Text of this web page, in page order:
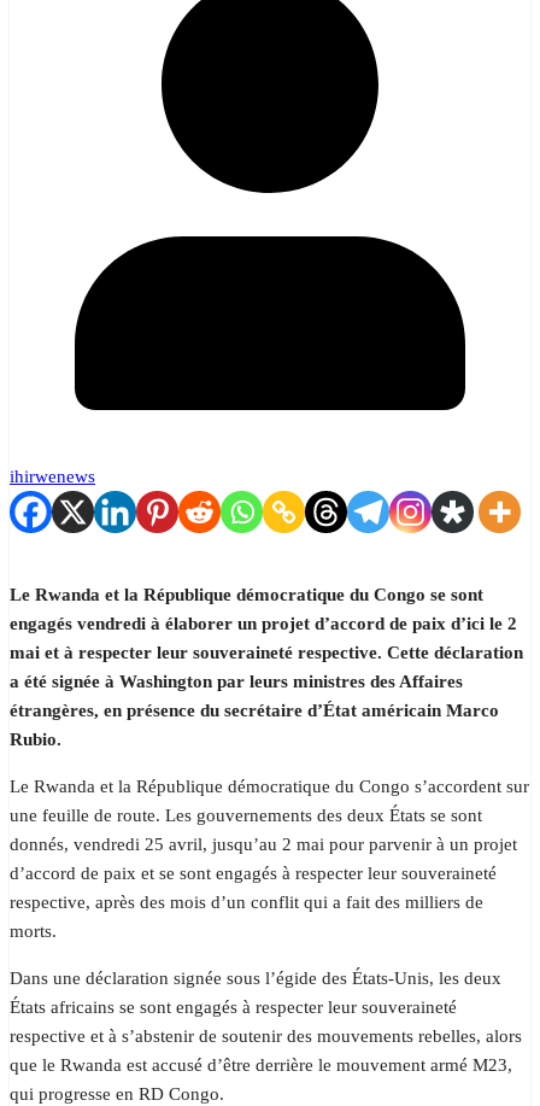
ihirwenews
Le Rwanda et la République démocratique du Congo se sont
engagés vendredi à élaborer un projet d’accord de paix d’ici le 2
mai et à respecter leur souveraineté respective. Cette déclaration
a été signée à Washington par leurs ministres des Affaires
étrangères, en présence du secrétaire d’État américain Marco
Rubio.
Le Rwanda et la République démocratique du Congo s’accordent sur
une feuille de route. Les gouvernements des deux États se sont
donnés, vendredi 25 avril, jusqu’au 2 mai pour parvenir à un projet
d’accord de paix et se sont engagés à respecter leur souveraineté
respective, après des mois d’un conflit qui a fait des milliers de
morts.
Dans une déclaration signée sous l’égide des États-Unis, les deux
États africains se sont engagés à respecter leur souveraineté
respective et à s’abstenir de soutenir des mouvements rebelles, alors
que le Rwanda est accusé d’être derrière le mouvement armé M23,
qui progresse en RD Congo.